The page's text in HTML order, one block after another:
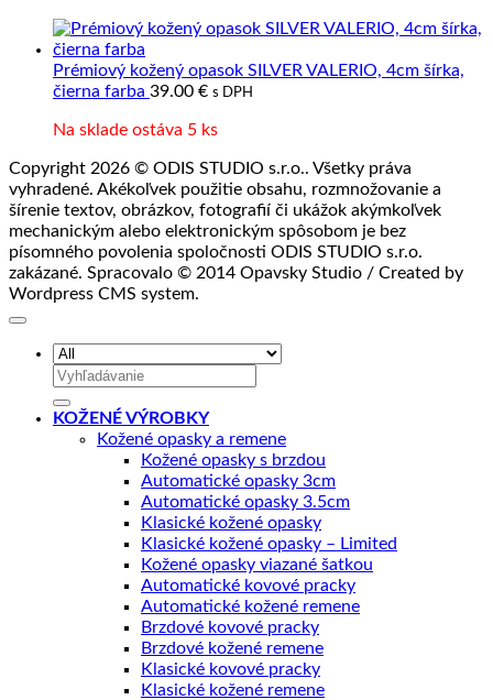
Prémiový kožený opasok SILVER VALERIO, 4cm šírka,
čierna farba 39.00 € s DPH
Na sklade ostáva 5 ks
Copyright 2026 © ODIS STUDIO s.r.o.. Všetky práva
vyhradené. Akékoľvek použitie obsahu, rozmnožovanie a
šírenie textov, obrázkov, fotografií či ukážok akýmkoľvek
mechanickým alebo elektronickým spôsobom je bez
písomného povolenia spoločnosti ODIS STUDIO s.r.o.
zakázané. Spracovalo © 2014 Opavsky Studio / Created by
Wordpress CMS system.
Hľadať:
KOŽENÉ VÝROBKY
Kožené opasky a remene
Kožené opasky s brzdou
Automatické opasky 3cm
Automatické opasky 3.5cm
Klasické kožené opasky
Klasické kožené opasky – Limited
Kožené opasky viazané šatkou
Automatické kovové pracky
Automatické kožené remene
Brzdové kovové pracky
Brzdové kožené remene
Klasické kovové pracky
Klasické kožené remene